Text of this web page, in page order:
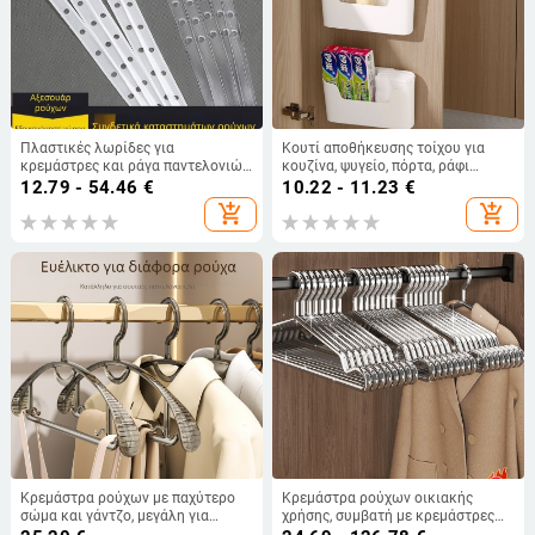
Πλαστικές λωρίδες για
κρεμάστρες και ράγα παντελονιών
– σετ συνδέσεων για κατάστημα
12.79 - 54.46 €
add_shopping_cart
Κουτί αποθήκευσης τοίχου για
κουζίνα, ψυγείο, πόρτα, ράφι
κρεβατιού, κρεμαστό κουτί
αρχειοθέτησης καλλυντικών
10.22 - 11.23 €
add_shopping_cart
Κρεμάστρα ρούχων με παχύτερο
σώμα και γάντζο, μεγάλη για
Κρεμάστρα ρούχων οικιακής
χρήσης, συμβατή με κρεμάστρες